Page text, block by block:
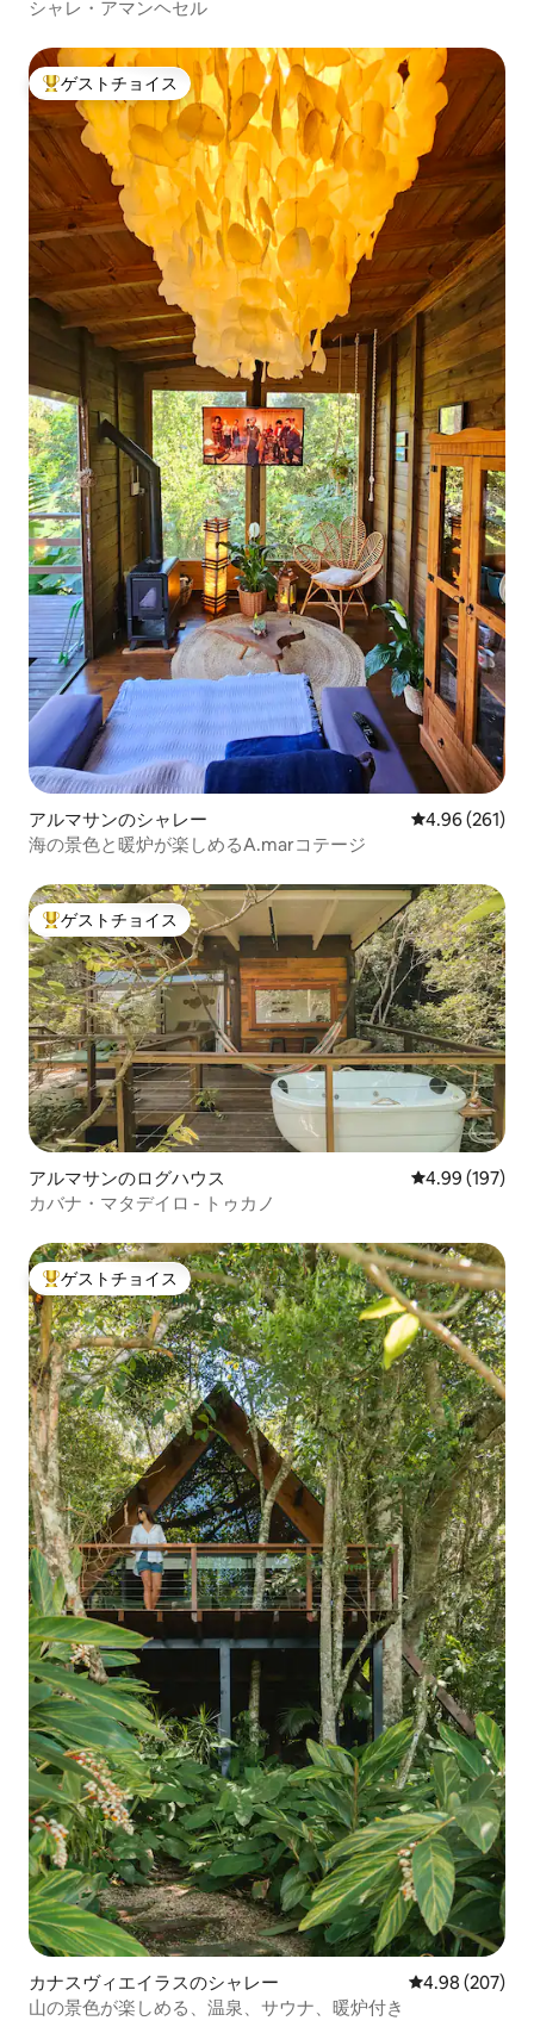
シャレ・アマンヘセル
大好評のゲストチョイスです。
ゲストチョイス
アルマサンのシャレー レビュー261
4.96 (261)
海の景色と暖炉が楽しめるA.marコテージ
大好評のゲストチョイスです。
ゲストチョイス
アルマサンのログハウス レビュー197
4.99 (197)
カバナ・マタデイロ - トゥカノ
大好評のゲストチョイスです。
ゲストチョイス
カナスヴィエイラスのシャレー レビュー207
4.98 (207)
山の景色が楽しめる、温泉、サウナ、暖炉付き